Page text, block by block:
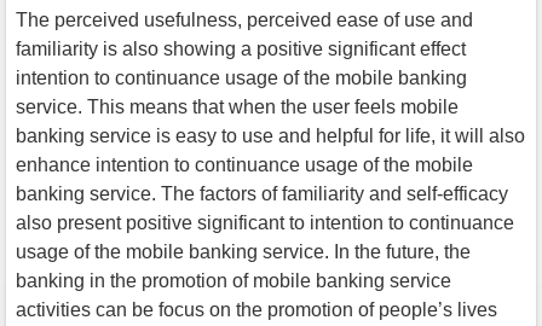
The perceived usefulness, perceived ease of use and
familiarity is also showing a positive significant effect
intention to continuance usage of the mobile banking
service. This means that when the user feels mobile
banking service is easy to use and helpful for life, it will also
enhance intention to continuance usage of the mobile
banking service. The factors of familiarity and self-efficacy
also present positive significant to intention to continuance
usage of the mobile banking service. In the future, the
banking in the promotion of mobile banking service
activities can be focus on the promotion of people’s lives